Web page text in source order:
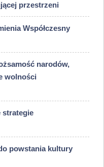
przestrzeni
Współczesny
narodów,
wolności
strategie
powstania kultury